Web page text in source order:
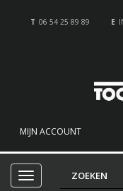
T 06 54 25 89 89 E
MIJN ACCOUNT